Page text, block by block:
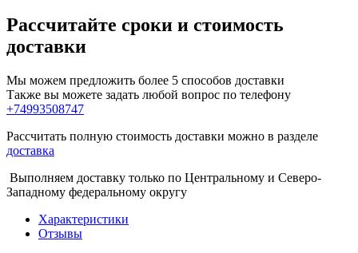
Рассчитайте сроки и стоимость
доставки
Мы можем предложить более 5 способов доставки
Также вы можете задать любой вопрос по телефону
+74993508747
Рассчитать полную стоимость доставки можно в разделе
доставка
Выполняем доставку только по Центральному и Северо-
Западному федеральному округу
Характеристики
Отзывы